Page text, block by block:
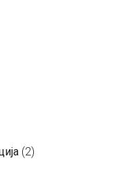
(2)